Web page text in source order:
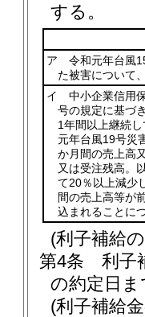
する。
ア 令和元年台風
た被害について
イ 中小企業信用
号の規定に基づ
1年間以上継続
元年台風19号災
か月間の売上高
又は受注残高。
て20％以上減少
間の売上高等が
込まれることに
(利子補給
第4条
利子
の約定日
(利子補給